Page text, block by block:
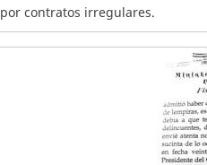
por contratos irregulares.